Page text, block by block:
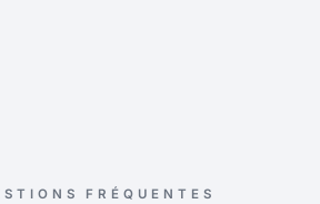
FRÉQUENTES